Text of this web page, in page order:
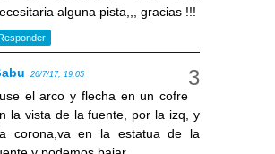
alguna pista,,, gracias !!!
26/7/17, 19:05
el arco y flecha en un cofre
la vista de la fuente, por la izq, y
corona,va en la estatua de la